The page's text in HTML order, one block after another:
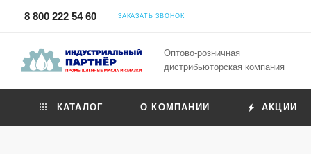
8 800 222 54 60 ЗАКАЗАТЬ ЗВОНОК
Оптово-розничная
дистрибьюторская компания
КАТАЛОГ О КОМПАНИИ АКЦИИ